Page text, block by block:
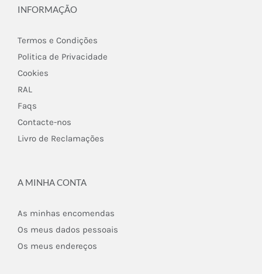
INFORMAÇÃO
Termos e Condições
Politica de Privacidade
Cookies
RAL
Faqs
Contacte-nos
Livro de Reclamações
A MINHA CONTA
As minhas encomendas
Os meus dados pessoais
Os meus endereços